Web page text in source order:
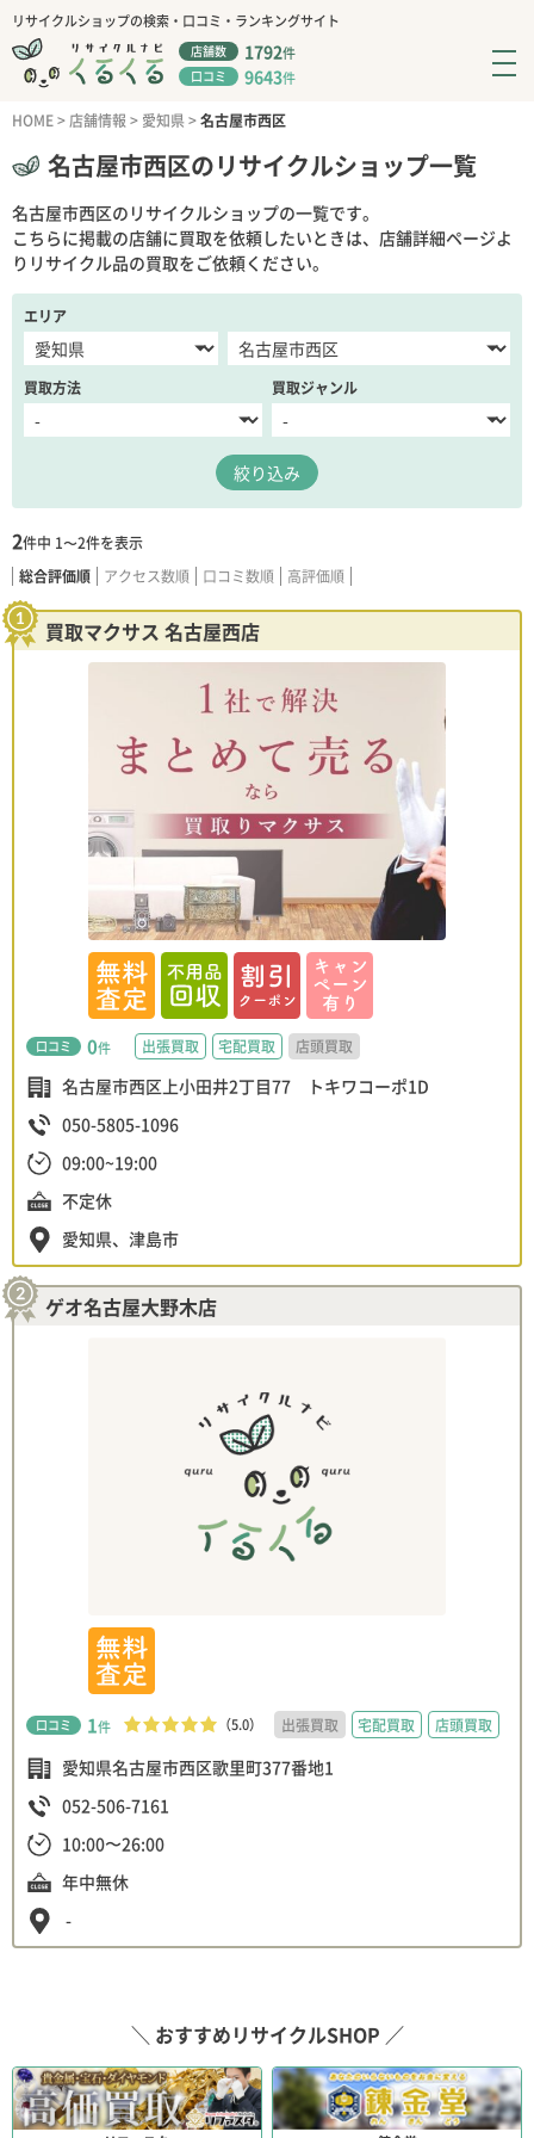
リサイクルショップの検索・口コミ・ランキングサイト
店舗数 1792件
口コミ 9643件
HOME>店舗情報 > 愛知県>名古屋市西区
名古屋市西区のリサイクルショップ一覧
名古屋市西区のリサイクルショップの一覧です。
こちらに掲載の店舗に買取を依頼したいときは、店舗詳細ページよ
りリサイクル品の買取をご依頼ください。
エリア
買取方法 買取ジャンル
絞り込み
2件中 1〜2件を表示
総合評価順
アクセス数順 口コミ数順 高評価順
買取マクサス 名古屋西店
口コミ 0件 出張買取 宅配買取 店頭買取
名古屋市西区上小田井2丁目77 トキワコーポ1D
050-5805-1096
09:00~19:00
不定休
愛知県、津島市
ゲオ名古屋大野木店
口コミ 1件 （5.0） 出張買取 宅配買取 店頭買取
愛知県名古屋市西区歌里町377番地1
052-506-7161
10:00〜26:00
年中無休
-
＼ おすすめリサイクルSHOP ／